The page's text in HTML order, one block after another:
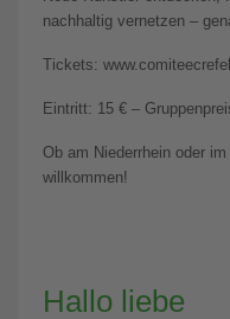
nachhaltig vernetzen –
Tickets:
Eintritt: 15 € –
Ob am Niederrhein oder
willkommen!
Hallo liebe